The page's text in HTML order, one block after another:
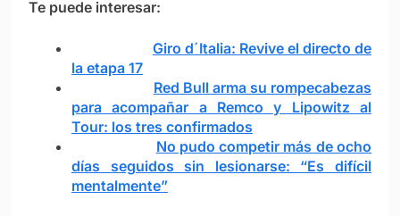
Te puede interesar:
Giro d´Italia: Revive el directo de
la etapa 17
Red Bull arma su rompecabezas
para acompañar a Remco y Lipowitz al
Tour: los tres confirmados
No pudo competir más de ocho
días seguidos sin lesionarse: “Es difícil
mentalmente”